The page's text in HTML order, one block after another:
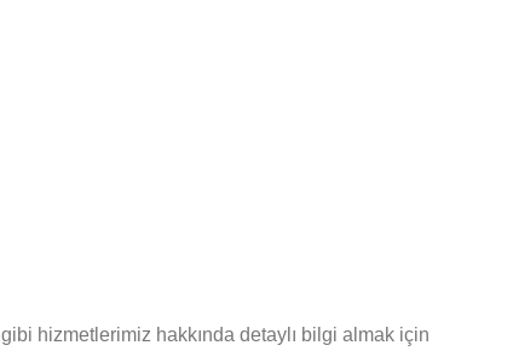
gibi hizmetlerimiz hakkında detaylı bilgi almak için